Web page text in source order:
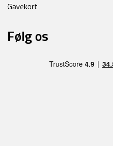
Gavekort
Følg os